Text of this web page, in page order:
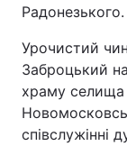
Головна
Україна
Економіка
Спорт
Радонезького.
Урочистий
Заброцький
храму селища
співслужінні